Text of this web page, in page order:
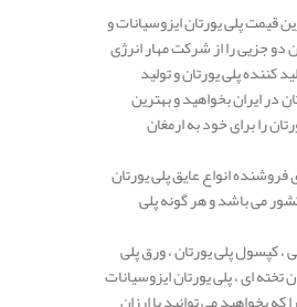
قیمت پلی یورتان ایزوسیانات و
دو جزیی را از شرکت مهار انرژی
کننده پلی یورتان و تولید
در ایران بخواهید و بهترین
را برای خود به ارمغان
انواع عایق پلی یورتان
می باشد و هر گونه پلی
، کپسول پلی یورتان ، ورق پلی
تخته ای ، پلی یورتان ایزوسیانات